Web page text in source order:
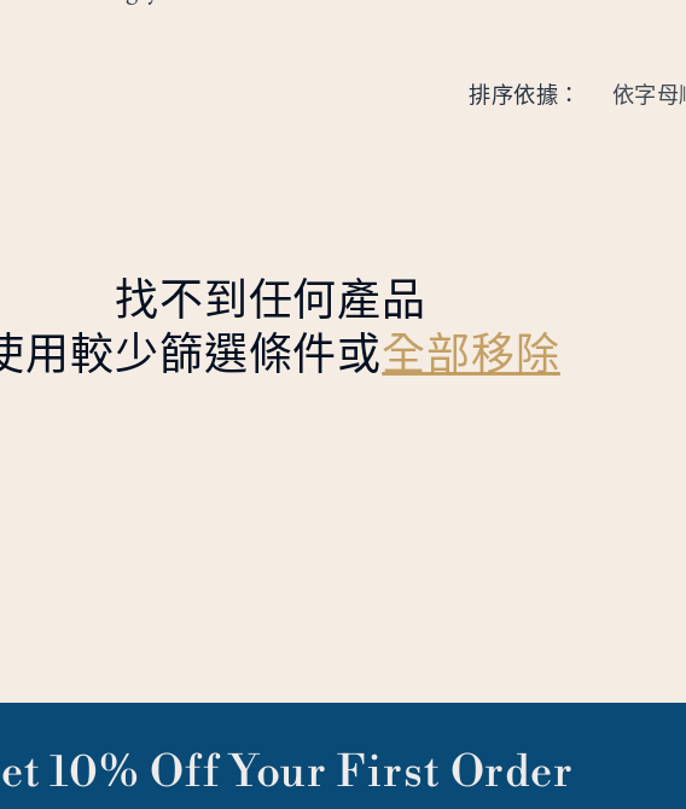
排序依據：
找不到任何產品
用較少篩選條件或全部移除
10% Off Your First Order